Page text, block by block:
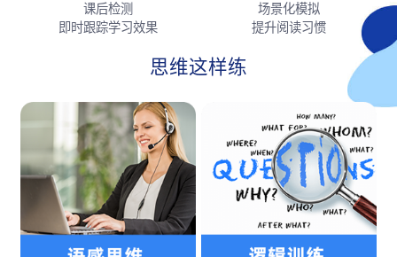
课后检测
即时跟踪学习效果
场景化模拟
提升阅读习惯
思维这样练